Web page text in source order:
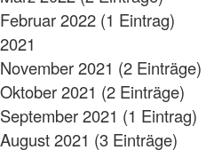
Februar 2022 (1 Eintrag)
2021
November 2021 (2 Einträge)
Oktober 2021 (2 Einträge)
September 2021 (1 Eintrag)
August 2021 (3 Einträge)